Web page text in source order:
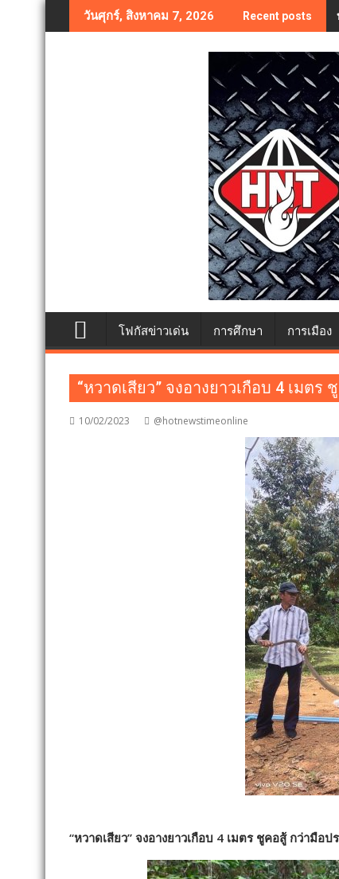
to
วันศุกร์, สิงหาคม 7, 2026 Recent posts
โฟกัสข่าวเด่น การศึกษา การเมือง
“หวาดเสียว” จงอางยาวเกือบ 4 เมต
10/02/2023 @hotnewstimeonline
“หวาดเสียว” จงอางยาวเกือบ 4 เมตร ชูคอสู้ กว่ามือ